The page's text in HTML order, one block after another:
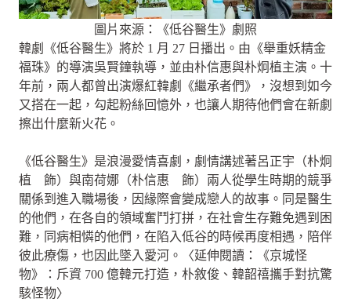
圖片來源：《低谷醫生》劇照
韓劇《低谷醫生》將於 1 月 27 日播出。由《舉重妖精金
福珠》的導演吳賢鐘執導，並由朴信惠與朴炯植主演。十
年前，兩人都曾出演爆紅韓劇《繼承者們》，沒想到如今
又搭在一起，勾起粉絲回憶外，也讓人期待他們會在新劇
擦出什麼新火花。
《低谷醫生》是浪漫愛情喜劇，劇情講述著呂正宇（朴炯
植 飾）與南荷娜（朴信惠 飾）兩人從學生時期的競爭
關係到進入職場後，因緣際會變成戀人的故事。同是醫生
的他們，在各自的領域奮鬥打拼，在社會生存難免遇到困
難，同病相憐的他們，在陷入低谷的時候再度相遇，陪伴
彼此療傷，也因此墜入愛河。〈延伸閱讀：《京城怪
物》：斥資 700 億韓元打造，朴敘俊、韓韶禧攜手對抗驚
駭怪物〉